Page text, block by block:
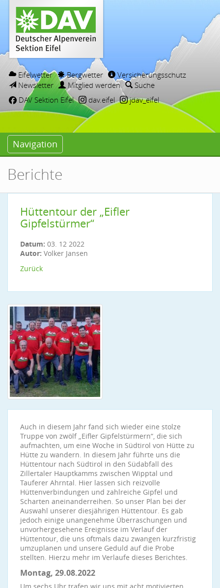
Eifelwetter Bergwetter
Versicherungsschutz
Newsletter
Mitglied werden
Suche
DAV Sektion Eifel
dav.eifel jdav_eifel
Navigation
Berichte
Hüttentour der „Eifler
Gipfelstürmer“
Datum: 03. 12 2022
Autor: Volker Jansen
Zurück
Auch in diesem Jahr fand sich wieder eine stolze
Truppe von zwölf „Eifler Gipfelstürmern“, die sich
aufmachten, um eine Woche in Südtirol von Hütte zu
Hütte zu wandern. In diesem Jahr führte uns die
Hüttentour nach Südtirol in den Südabfall des
Zillertaler Hauptkamms zwischen Wipptal und
Tauferer Ahrntal. Hier lassen sich reizvolle
Hüttenverbindungen und zahlreiche Gipfel und
Scharten aneinanderreihen. So unser Plan bei der
Auswahl unserer diesjährigen Hüttentour. Es gab
jedoch einige unangenehme Überraschungen und
unvorhergesehene Ereignisse im Verlauf der
Hüttentour, die uns oftmals dazu zwangen kurzfristig
umzuplanen und unsere Geduld auf die Probe
stellten. Hierzu mehr im Verlaufe dieses Berichtes.
Montag, 29.08.2022